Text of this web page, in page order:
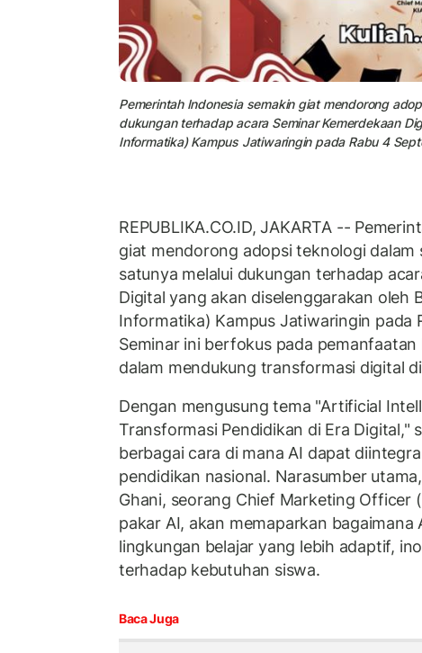
Pemerintah Indonesia semakin giat mendorong
dukungan terhadap acara Seminar Kemerdekaan
Informatika) Kampus Jatiwaringin pada Rabu 4
REPUBLIKA.CO.ID, JAKARTA --
giat mendorong adopsi teknologi dalam
satunya melalui dukungan terhadap
Digital yang akan diselenggarakan oleh
Informatika) Kampus Jatiwaringin pada
Seminar ini berfokus pada
dalam mendukung transformasi digital
Dengan mengusung tema "Artificial
Transformasi Pendidikan di Era Digital,"
berbagai cara di mana AI dapat
pendidikan nasional. Narasumber
Ghani, seorang Chief Marketing Officer
pakar AI, akan memaparkan
lingkungan belajar yang lebih adaptif,
terhadap kebutuhan siswa.
Baca Juga